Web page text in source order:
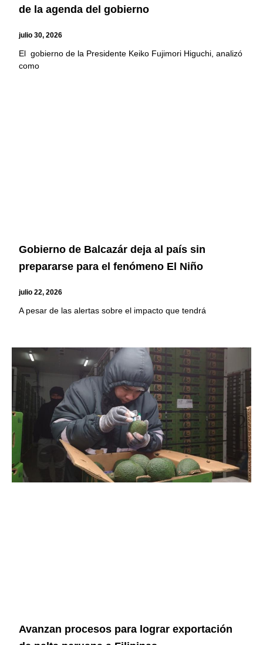
de la agenda del gobierno
julio 30, 2026
El gobierno de la Presidente Keiko Fujimori Higuchi, analizó
como
Gobierno de Balcazár deja al país sin
prepararse para el fenómeno El Niño
julio 22, 2026
A pesar de las alertas sobre el impacto que tendrá
Avanzan procesos para lograr exportación